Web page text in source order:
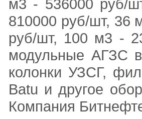
м3 - 536000 руб/
810000 руб/шт, 36
руб/шт, 100 м3 -
модульные АГЗС
колонки УЗСГ,
Batu и другое
Компания